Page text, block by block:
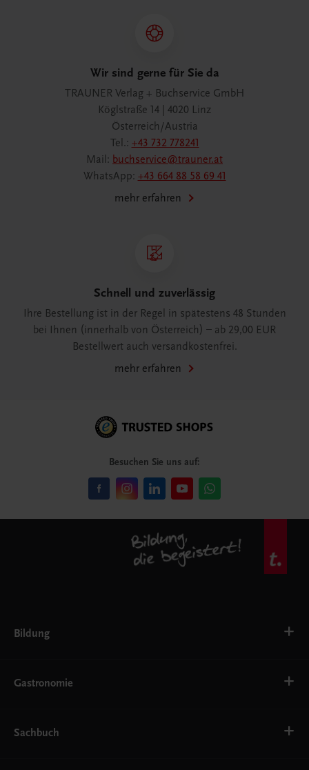
Wir sind gerne für Sie da
TRAUNER Verlag + Buchservice GmbH
Köglstraße 14 | 4020 Linz
Österreich/Austria
Tel.: +43 732 778241
Mail: buchservice@trauner.at
WhatsApp: +43 664 88 58 69 41
mehr erfahren
Schnell und zuverlässig
Ihre Bestellung ist in der Regel in spätestens 48 Stunden
bei Ihnen (innerhalb von Österreich) – ab 29,00 EUR
Bestellwert auch versandkostenfrei.
mehr erfahren
Besuchen Sie uns auf:
Bildung
AHS
EWF/ZWF
FW
Gastronomie
Getränke
Sachbuch